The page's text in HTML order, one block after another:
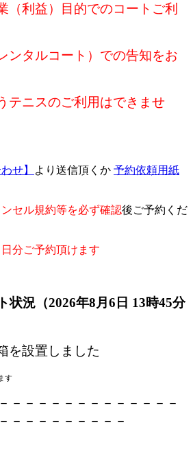
（利益）目的でのコートご利
ンタルコート）での告知をお
テニスのご利用はできませ
せ】 より送信頂くか 予約依頼用紙
ル規約等を必ず確認後ご予約くだ
ご予約頂けます
状況 （2026年8月6日 13時45分
を設置しました
す
－－－－－－－－－－－－－
－－－－－－－－－